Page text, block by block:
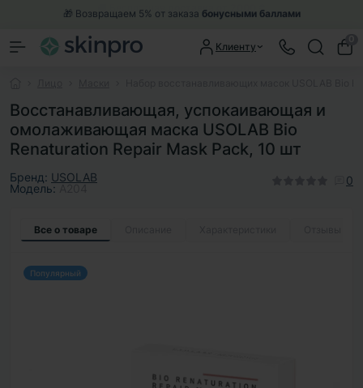
🎁 Возвращаем 5% от заказа бонусными баллами
Клиенту
Восстанавливающая, успокаивающая и
омолаживающая маска USOLAB Bio
Renaturation Repair Mask Pack, 10 шт
Бренд: USOLAB
Модель:
0
Все о товаре
Популярный